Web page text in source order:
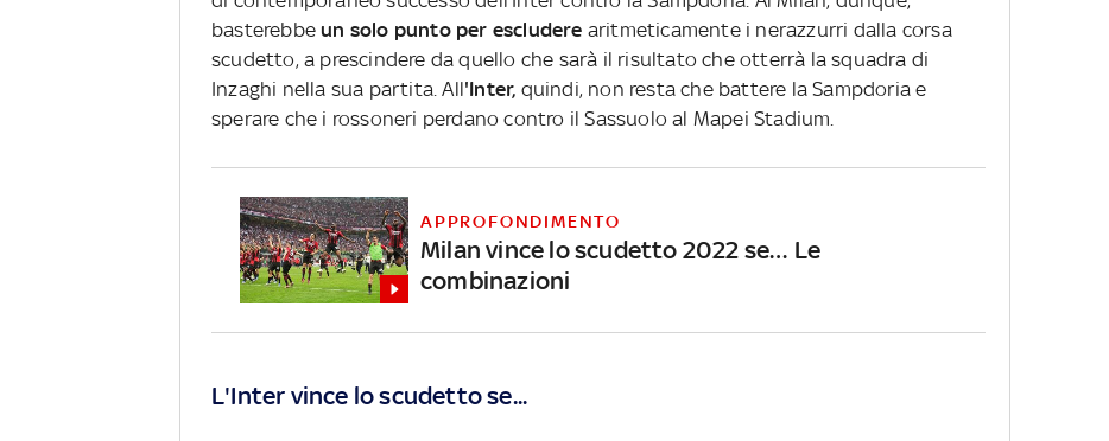
basterebbeun solo punto per escludere aritmeticamente i nerazzurri dalla corsa
scudetto, a prescindere da quello che sarà il risultato che otterrà la squadra di
Inzaghi nella sua partita. All'Inter, quindi, non resta che battere la Sampdoria e
sperare che i rossoneri perdano contro il Sassuolo al Mapei Stadium.
APPROFONDIMENTO
Milan vince lo scudetto 2022 se… Le
combinazioni
L'Inter vince lo scudetto se...